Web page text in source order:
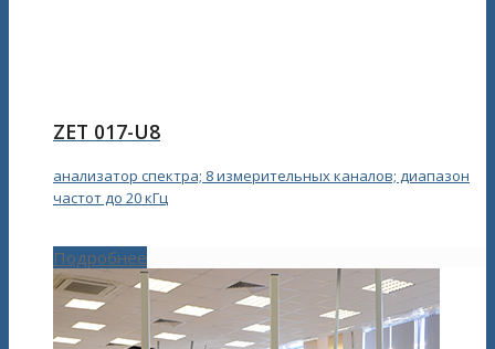
ZET 017-U8
анализатор спектра; 8 измерительных каналов; диапазон
частот до 20 кГц
Подробнее